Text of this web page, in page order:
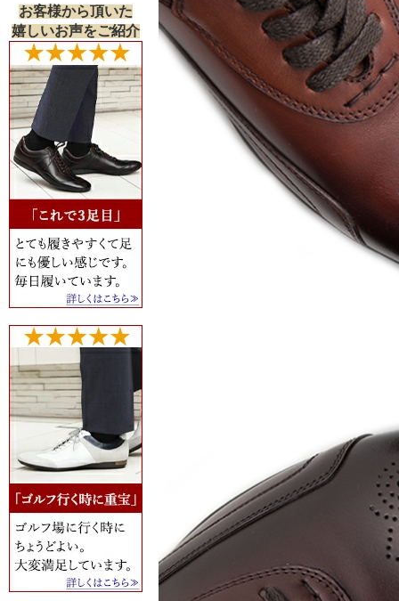
お客様から頂いた
嬉しいお声をご紹介